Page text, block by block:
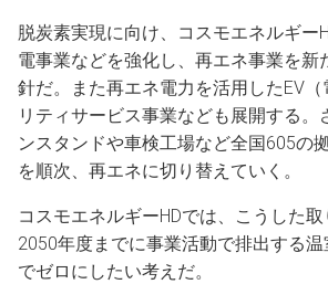
脱炭素実現に向け、コスモエネルギー
電事業などを強化し、再エネ事業を新
針だ。また再エネ電力を活用したEV
リティサービス事業なども展開する。
ンスタンドや車検工場など全国605の
を順次、再エネに切り替えていく。
コスモエネルギーHDでは、こうした取
2050年度までに事業活動で排出する
でゼロにしたい考えだ。